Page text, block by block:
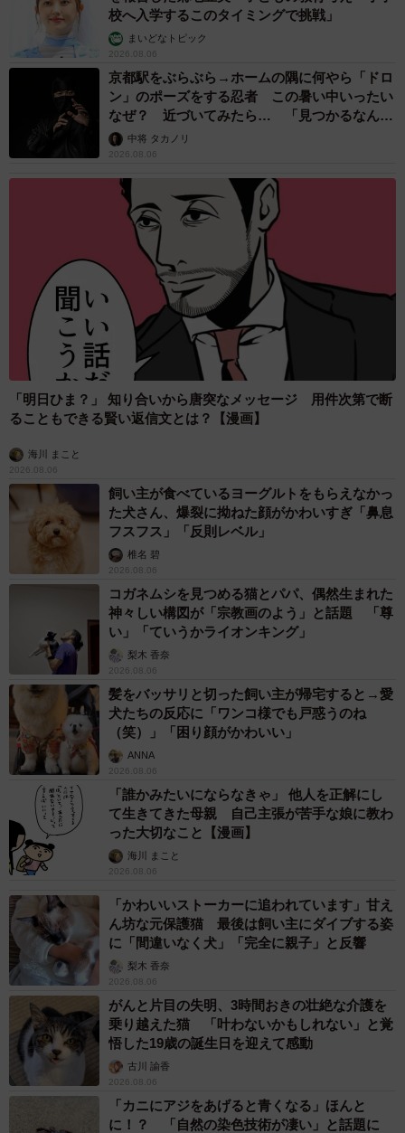
校へ入学するこのタイミングで挑戦」
まいどなトピック
2026.08.06
京都駅をぶらぶら→ホームの隅に何やら「ドロ
ン」のポーズをする忍者 この暑い中いったい
なぜ？ 近づいてみたら… 「見つかるなんて
未熟」中将 タカノリ
2026.08.06
「明日ひま？」 知り合いから唐突なメッセージ 用件次第で断
ることもできる賢い返信文とは？【漫画】
海川 まこと
2026.08.06
飼い主が食べているヨーグルトをもらえなかっ
た犬さん、爆裂に拗ねた顔がかわいすぎ「鼻息
フスフス」「反則レベル」
椎名 碧
2026.08.06
コガネムシを見つめる猫とパパ、偶然生まれた
神々しい構図が「宗教画のよう」と話題 「尊
い」「ていうかライオンキング」
梨木 香奈
2026.08.06
髪をバッサリと切った飼い主が帰宅すると→愛
犬たちの反応に「ワンコ様でも戸惑うのね
（笑）」「困り顔がかわいい」
ANNA
2026.08.06
「誰かみたいにならなきゃ」 他人を正解にし
て生きてきた母親 自己主張が苦手な娘に教わ
った大切なこと【漫画】
海川 まこと
2026.08.06
「かわいいストーカーに追われています」甘え
ん坊な元保護猫 最後は飼い主にダイブする姿
に「間違いなく犬」「完全に親子」と反響
梨木 香奈
2026.08.06
がんと片目の失明、3時間おきの壮絶な介護を
乗り越えた猫 「叶わないかもしれない」と覚
悟した19歳の誕生日を迎えて感動
古川 諭香
2026.08.06
「カニにアジをあげると青くなる」ほんと
に！？ 「自然の染色技術が凄い」と話題に